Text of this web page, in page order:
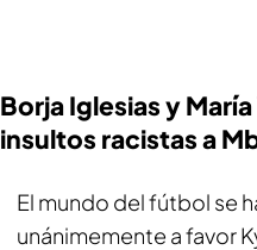
Borja Iglesias y
insultos racistas a
El mundo del fútbol se
unánimemente a favor